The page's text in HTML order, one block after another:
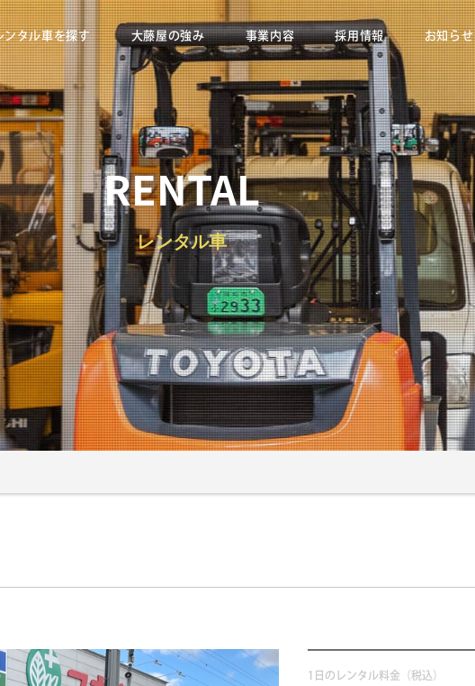
ンタル車を探す 大藤屋の強み 事業内容 採用情報 お知らせ
RENTAL
レンタル車
1日のレンタル料金（税込）